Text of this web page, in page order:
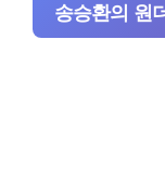
송승환의 원